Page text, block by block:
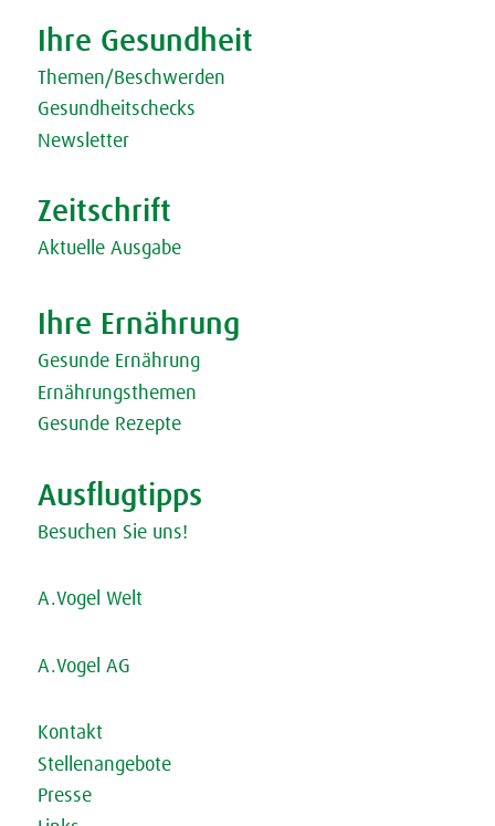
Ihre Gesundheit
Themen/Beschwerden
Gesundheitschecks
Newsletter
Zeitschrift
Aktuelle Ausgabe
Ihre Ernährung
Gesunde Ernährung
Ernährungsthemen
Gesunde Rezepte
Ausflugtipps
Besuchen Sie uns!
A.Vogel Welt
A.Vogel AG
Kontakt
Stellenangebote
Presse